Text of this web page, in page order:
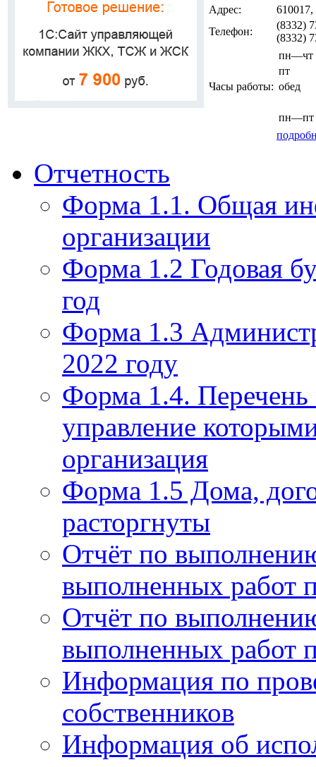
Адрес:
Телефон:
(8332)
(8332)
Часы работы:
пн—чт
пт
обед
пн—пт
Отчетность
Форма 1.1. Общая
организации
Форма 1.2 Годовая
год
Форма 1.3
2022 году
Форма 1.4.
управление
организация
Форма 1.5 Дома,
расторгнуты
Отчёт по
выполненных работ
Отчёт по
выполненных работ
Информация по
собственников
Информация об